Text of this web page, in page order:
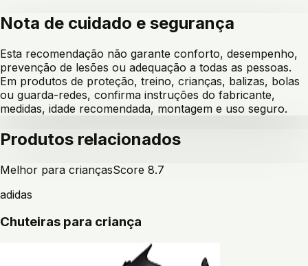
Nota de cuidado e segurança
Esta recomendação não garante conforto, desempenho,
prevenção de lesões ou adequação a todas as pessoas.
Em produtos de proteção, treino, crianças, balizas, bolas
ou guarda-redes, confirma instruções do fabricante,
medidas, idade recomendada, montagem e uso seguro.
Produtos relacionados
Melhor para criançasScore 8.7
adidas
Chuteiras para criança